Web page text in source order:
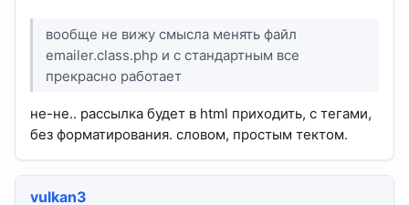
вообще не вижу смысла менять файл
emailer.class.php и с стандартным все
прекрасно работает
не-не.. рассылка будет в html приходить, с тегами,
без форматирования. словом, простым тектом.
vulkan3